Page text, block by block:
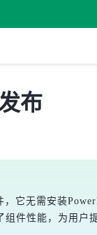
布
它无需安装
件性能，为用户